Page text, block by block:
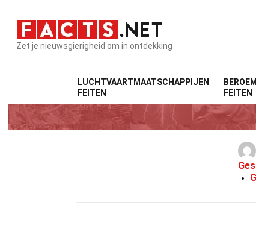
Zet je nieuwsgierigheid om in ontdekking
LUCHTVAARTMAATSCHAPPIJEN
FEITEN
FEITEN